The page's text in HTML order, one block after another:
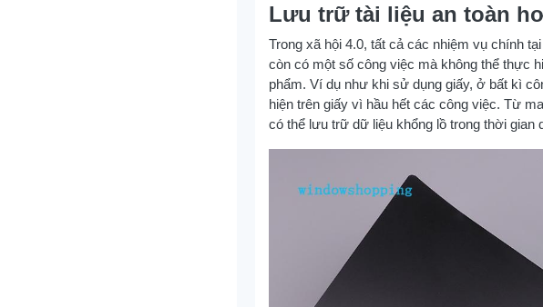
Lưu trữ tài liệu an toàn
Trong xã hội 4.0, tất cả các nhiệm vụ chính
còn có một số công việc mà không thể thực
phẩm. Ví dụ như khi sử dụng giấy, ở bất kì
hiện trên giấy vì hầu hết các công việc. Từ
có thể lưu trữ dữ liệu khổng lồ trong thời gian